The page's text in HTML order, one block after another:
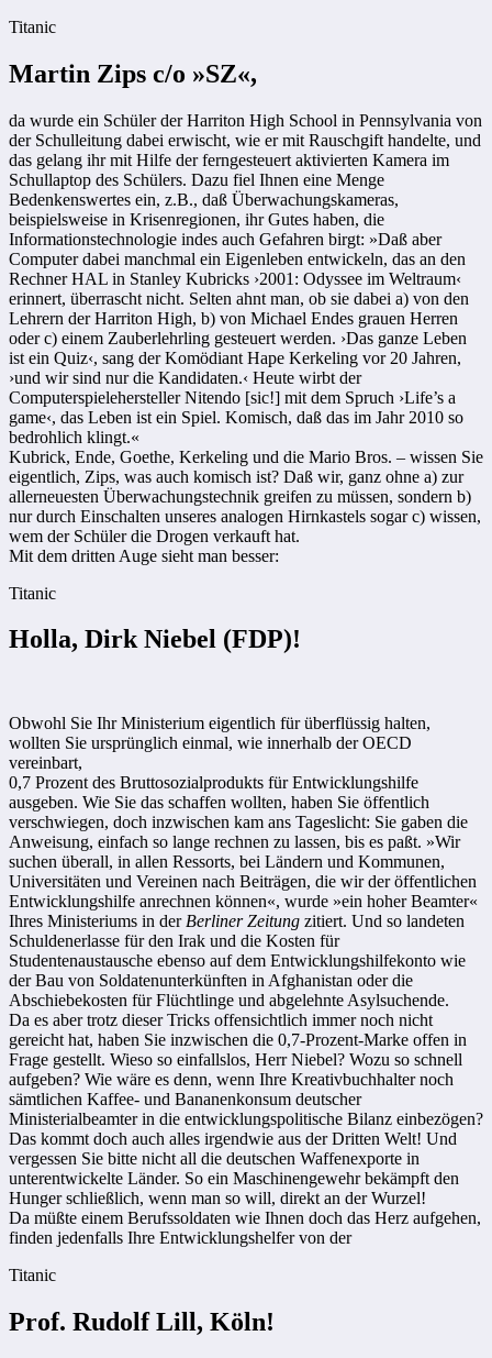
Titanic
Martin Zips c/o »SZ«,
da wurde ein Schüler der Harriton High School in Pennsylvania von
der Schulleitung dabei erwischt, wie er mit Rauschgift handelte, und
das gelang ihr mit Hilfe der ferngesteuert aktivierten Kamera im
Schullaptop des Schülers. Dazu fiel Ihnen eine Menge
Bedenkenswertes ein, z.B., daß Überwachungskameras,
beispielsweise in Krisenregionen, ihr Gutes haben, die
Informationstechnologie indes auch Gefahren birgt: »Daß aber
Computer dabei manchmal ein Eigenleben entwickeln, das an den
Rechner HAL in Stanley Kubricks ›2001: Odyssee im Weltraum‹
erinnert, überrascht nicht. Selten ahnt man, ob sie dabei a) von den
Lehrern der Harriton High, b) von Michael Endes grauen Herren
oder c) einem Zauberlehrling gesteuert werden. ›Das ganze Leben
ist ein Quiz‹, sang der Komödiant Hape Kerkeling vor 20 Jahren,
›und wir sind nur die Kandidaten.‹ Heute wirbt der
Computerspielehersteller Nitendo [sic!] mit dem Spruch ›Life’s a
game‹, das Leben ist ein Spiel. Komisch, daß das im Jahr 2010 so
bedrohlich klingt.«
Kubrick, Ende, Goethe, Kerkeling und die Mario Bros. – wissen Sie
eigentlich, Zips, was auch komisch ist? Daß wir, ganz ohne a) zur
allerneuesten Überwachungstechnik greifen zu müssen, sondern b)
nur durch Einschalten unseres analogen Hirnkastels sogar c) wissen,
wem der Schüler die Drogen verkauft hat.
Mit dem dritten Auge sieht man besser:
Titanic
Holla, Dirk Niebel (FDP)!
Obwohl Sie Ihr Ministerium eigentlich für überflüssig halten,
wollten Sie ursprünglich einmal, wie innerhalb der OECD
vereinbart,
0,7 Prozent des Bruttosozialprodukts für Entwicklungshilfe
ausgeben. Wie Sie das schaffen wollten, haben Sie öffentlich
verschwiegen, doch inzwischen kam ans Tageslicht: Sie gaben die
Anweisung, einfach so lange rechnen zu lassen, bis es paßt. »Wir
suchen überall, in allen Ressorts, bei Ländern und Kommunen,
Universitäten und Vereinen nach Beiträgen, die wir der öffentlichen
Entwicklungshilfe anrechnen können«, wurde »ein hoher Beamter«
Ihres Ministeriums in der Berliner Zeitung zitiert. Und so landeten
Schuldenerlasse für den Irak und die Kosten für
Studentenaustausche ebenso auf dem Entwicklungshilfekonto wie
der Bau von Soldatenunterkünften in Afghanistan oder die
Abschiebekosten für Flüchtlinge und abgelehnte Asylsuchende.
Da es aber trotz dieser Tricks offensichtlich immer noch nicht
gereicht hat, haben Sie inzwischen die 0,7-Prozent-Marke offen in
Frage gestellt. Wieso so einfallslos, Herr Niebel? Wozu so schnell
aufgeben? Wie wäre es denn, wenn Ihre Kreativbuchhalter noch
sämtlichen Kaffee- und Bananenkonsum deutscher
Ministerialbeamter in die entwicklungspolitische Bilanz einbezögen?
Das kommt doch auch alles irgendwie aus der Dritten Welt! Und
vergessen Sie bitte nicht all die deutschen Waffenexporte in
unterentwickelte Länder. So ein Maschinengewehr bekämpft den
Hunger schließlich, wenn man so will, direkt an der Wurzel!
Da müßte einem Berufssoldaten wie Ihnen doch das Herz aufgehen,
finden jedenfalls Ihre Entwicklungshelfer von der
Titanic
Prof. Rudolf Lill, Köln!